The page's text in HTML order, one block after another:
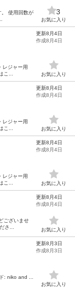
。 使用回数が
3
お気に入り
ジャー用
こ...
更新8月4日
作成8月4日
お気に入り
ジャー用
こ...
更新8月4日
作成8月4日
お気に入り
ジャー用
こ...
更新8月4日
作成8月4日
お気に入り
ございませ
さ...
更新8月4日
作成8月4日
お気に入り
: niko and ...
更新8月3日
作成8月3日
お気に入り